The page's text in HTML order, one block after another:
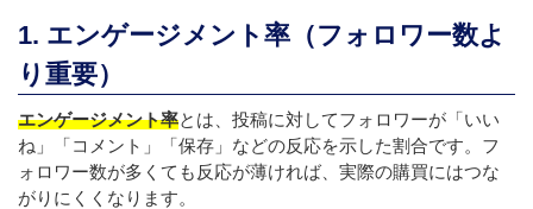
1. エンゲージメント率（フォロワー数よ
り重要）
エンゲージメント率とは、投稿に対してフォロワーが「いい
ね」「コメント」「保存」などの反応を示した割合です。フ
ォロワー数が多くても反応が薄ければ、実際の購買にはつな
がりにくくなります。